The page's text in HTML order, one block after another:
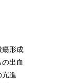
形成
出血
進